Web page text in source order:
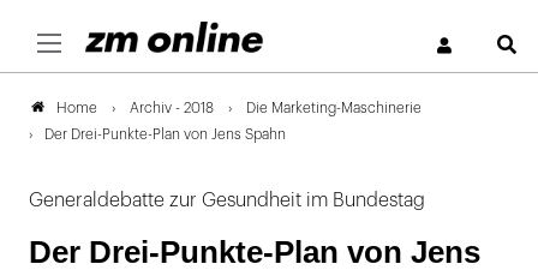
Home Archiv - 2018
Die Marketing-Maschinerie
Der Drei-Punkte-Plan von Jens Spahn
Generaldebatte zur Gesundheit im Bundestag
Der Drei-Punkte-Plan von Jens